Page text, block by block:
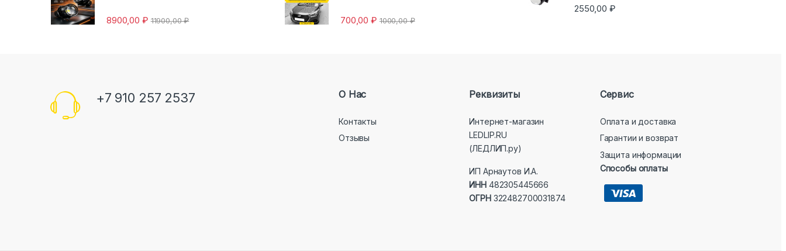
8900,00 ₽ 11900,00₽ 700,00₽ 1000,00₽
Оценка5.00
из 5
2550,00 ₽
+7 910 257 2537 О Нас
Контакты
Отзывы
Реквизиты
Интернет-магазин
LEDLIP.RU
(ЛЕДЛИП.ру)
ИП Арнаутов И.А.
ИНН482305445666
ОГРН322482700031874
Сервис
Оплата и доставка
Гарантии и возврат
Защита информации
Способы оплаты